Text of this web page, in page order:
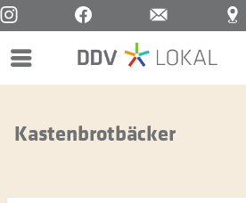
Menü
Kastenbrotbäcker